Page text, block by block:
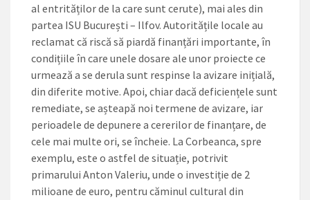
al entrităților de la care sunt cerute), mai ales din
partea ISU București – Ilfov. Autoritățile locale au
reclamat că riscă să piardă finanțări importante, în
condițiile în care unele dosare ale unor proiecte ce
urmează a se derula sunt respinse la avizare inițială,
din diferite motive. Apoi, chiar dacă deficiențele sunt
reme­diate, se așteapă noi termene de avizare, iar
perioadele de depunere a cererilor de finanțare, de
cele mai multe ori, se încheie. La Corbeanca, spre
exemplu, este o astfel de situație, potrivit
primarului Anton Valeriu, unde o investiție de 2
milioane de euro, pentru căminul cultural din